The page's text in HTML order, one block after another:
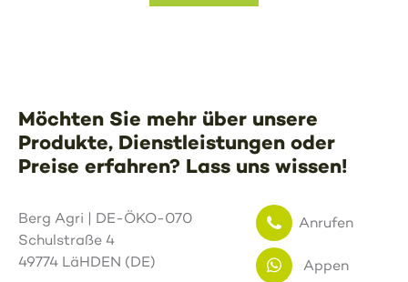
Möchten Sie mehr über unsere
Produkte, Dienstleistungen oder
Preise erfahren? Lass uns wissen!
Berg Agri | DE-ÖKO-070
Schulstraße 4
49774 LäHDEN (DE)
Anrufen
Appen